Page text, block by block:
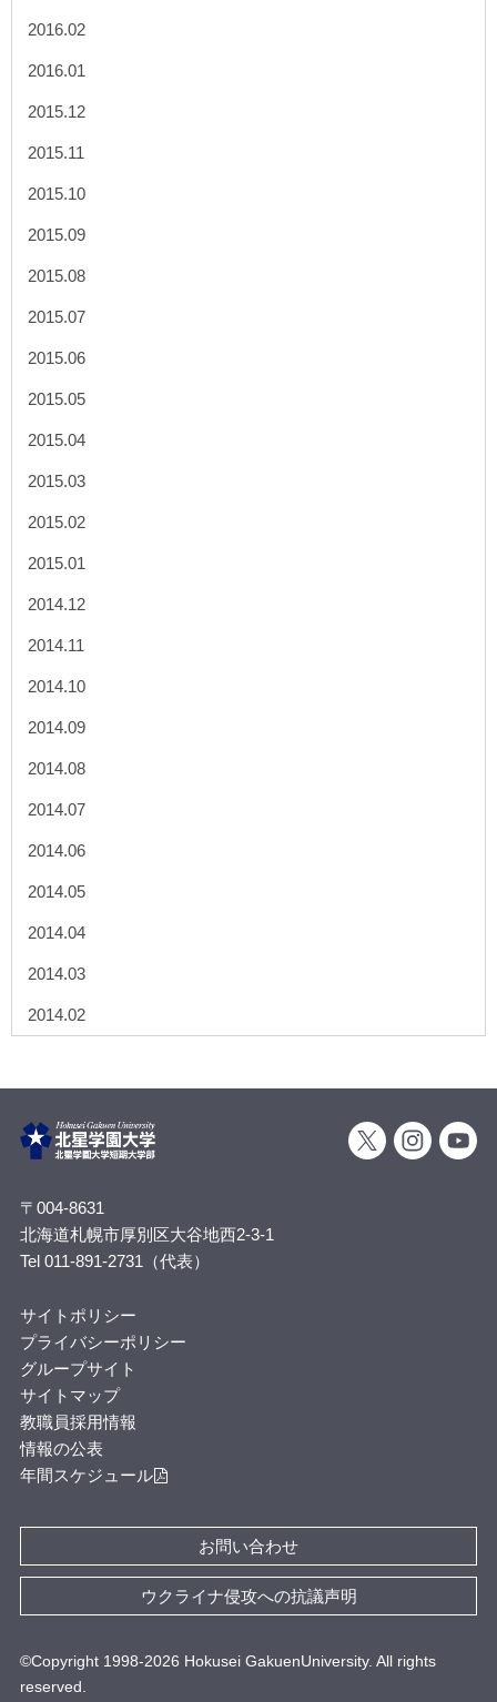
2016.02
2016.01
2015.12
2015.11
2015.10
2015.09
2015.08
2015.07
2015.06
2015.05
2015.04
2015.03
2015.02
2015.01
2014.12
2014.11
2014.10
2014.09
2014.08
2014.07
2014.06
2014.05
2014.04
2014.03
2014.02
〒004-8631
北海道札幌市厚別区大谷地西2-3-1
Tel 011-891-2731（代表）
サイトポリシー
プライバシーポリシー
グループサイト
サイトマップ
教職員採用情報
情報の公表
年間スケジュール
お問い合わせ
ウクライナ侵攻への抗議声明
©Copyright 1998-2026 Hokusei GakuenUniversity. All rights
reserved.